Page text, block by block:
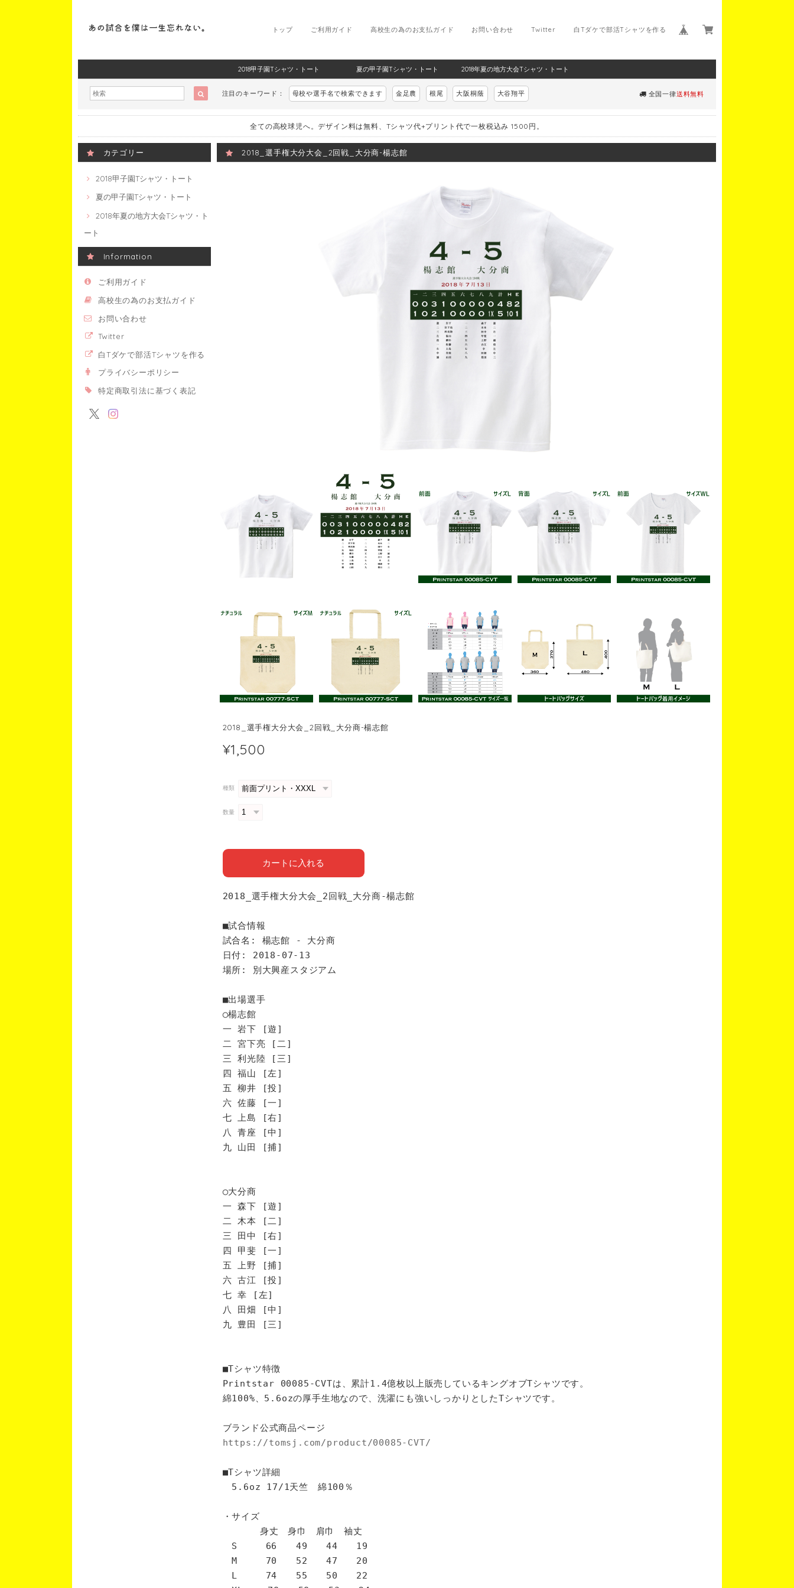
白Tダケで部活Tシャツを作る
Twitter
お問い合わせ
高校生の為のお支払ガイド
ご利用ガイド
トップ
2018甲子園Tシャツ・トート 夏の甲子園Tシャツ・トート 2018年夏の地方大会Tシャツ・トート
注目のキーワード： 母校や選手名で検索できます 金足農 根尾 大阪桐蔭 大谷翔平 全国一律送料無料
全ての高校球児へ。デザイン料は無料、Tシャツ代+プリント代で一枚税込み 1500円。
カテゴリー
2018甲子園Tシャツ・トート
夏の甲子園Tシャツ・トート
2018年夏の地方大会Tシャツ・ト
ート
Information
ご利用ガイド
高校生の為のお支払ガイド
お問い合わせ
Twitter
白Tダケで部活Tシャツを作る
プライバシーポリシー
特定商取引法に基づく表記
2018_選手権大分大会_2回戦_大分商-楊志館
2018_選手権大分大会_2回戦_大分商-楊志館
¥1,500
種類
数量
カートに入れる
2018_選手権大分大会_2回戦_大分商-楊志館
■試合情報
試合名: 楊志館 - 大分商
日付: 2018-07-13
場所: 別大興産スタジアム
■出場選手
◯楊志館
一 岩下 [遊]
二 宮下亮 [二]
三 利光陸 [三]
四 福山 [左]
五 柳井 [投]
六 佐藤 [一]
七 上島 [右]
八 青座 [中]
九 山田 [捕]
◯大分商
一 森下 [遊]
二 木本 [二]
三 田中 [右]
四 甲斐 [一]
五 上野 [捕]
六 古江 [投]
七 幸 [左]
八 田畑 [中]
九 豊田 [三]
■Tシャツ特徴
Printstar 00085-CVTは、累計1.4億枚以上販売しているキングオブTシャツです。
綿100%、5.6ozの厚手生地なので、洗濯にも強いしっかりとしたTシャツです。
ブランド公式商品ページ
https://tomsj.com/product/00085-CVT/
■Tシャツ詳細
5.6oz 17/1天竺 綿100％
・サイズ
身丈 身巾 肩巾 袖丈
S 66 49 44 19
M 70 52 47 20
L 74 55 50 22